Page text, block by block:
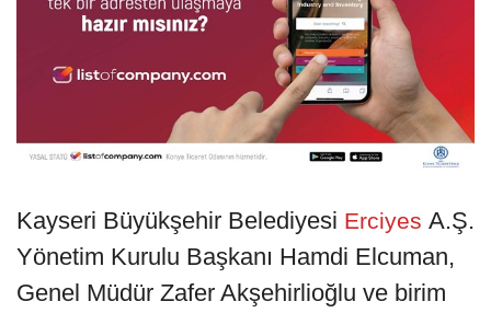
Kayseri Büyükşehir Belediyesi Erciyes A.Ş.
Yönetim Kurulu Başkanı Hamdi Elcuman,
Genel Müdür Zafer Akşehirlioğlu ve birim